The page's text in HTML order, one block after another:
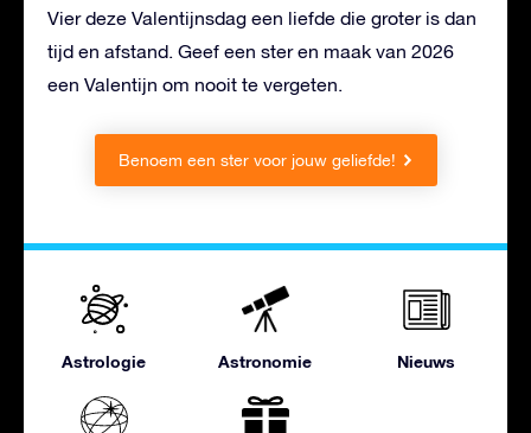
Vier deze Valentijnsdag een liefde die groter is dan
tijd en afstand. Geef een ster en maak van 2026
een Valentijn om nooit te vergeten.
Benoem een ster voor jouw geliefde!
Astrologie Astronomie Nieuws